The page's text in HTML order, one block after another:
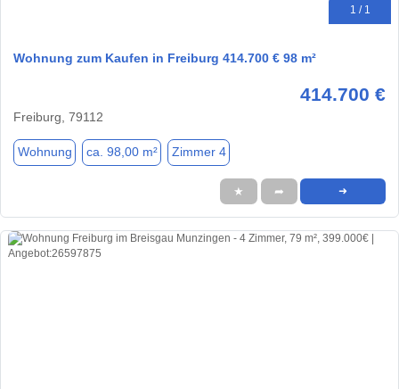
1 / 1
Wohnung zum Kaufen in Freiburg 414.700 € 98 m²
414.700 €
Freiburg, 79112
Wohnung ca. 98,00 m² Zimmer 4
★ ➦ ➜